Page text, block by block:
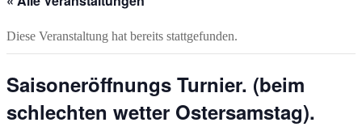
Diese Veranstaltung hat bereits stattgefunden.
Saisoneröffnungs Turnier. (beim
schlechten wetter Ostersamstag).